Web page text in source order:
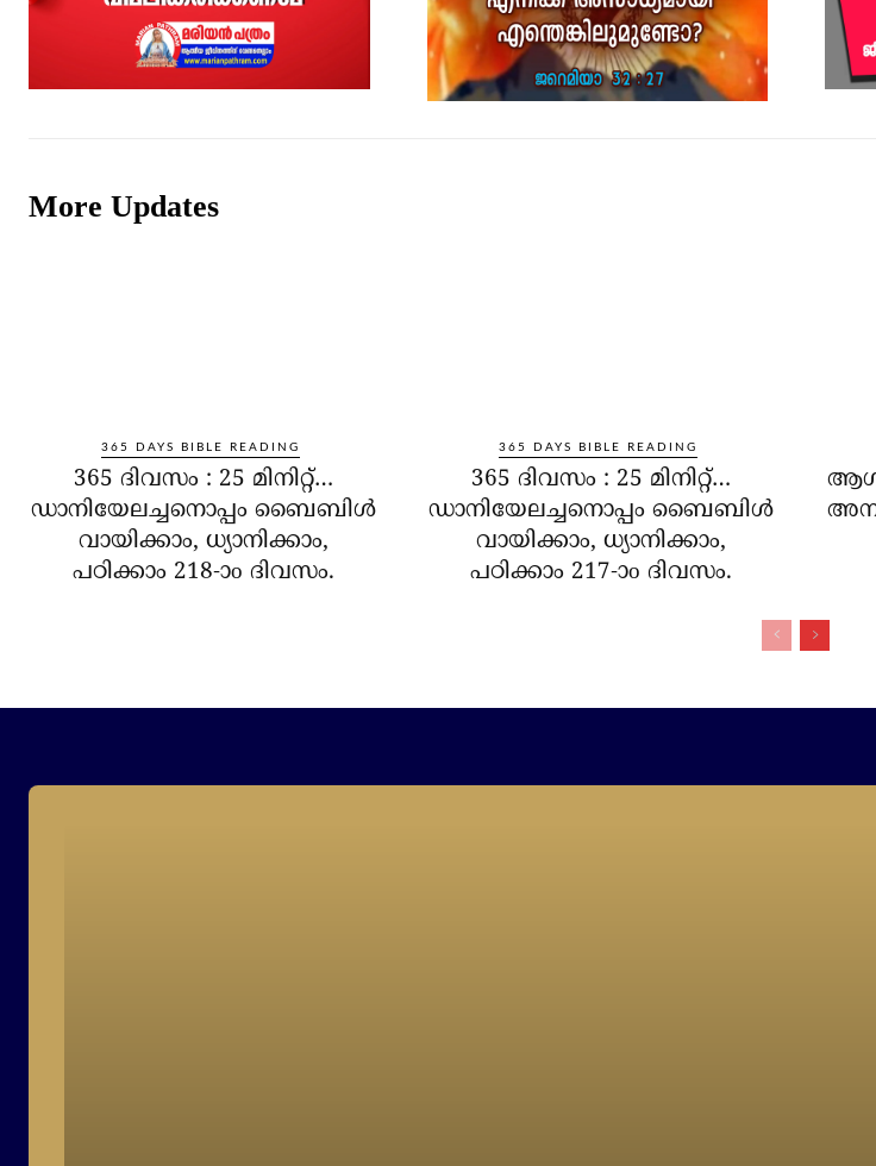
More Updates
365 DAYS BIBLE READING
365 ദിവസം : 25 മിനിറ്റ്…
ഡാനിയേലച്ചനൊപ്പം ബൈബിൾ
വായിക്കാം, ധ്യാനിക്കാം,
പഠിക്കാം 218-ാo ദിവസം.
365 DAYS BIBLE READING
365 ദിവസം : 25 മിനിറ്റ്…
ഡാനിയേലച്ചനൊപ്പം ബൈബിൾ
വായിക്കാം, ധ്യാനിക്കാം,
പഠിക്കാം 217-ാo ദിവസം.